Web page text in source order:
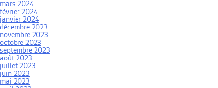
mars 2024
février 2024
janvier 2024
décembre 2023
novembre 2023
octobre 2023
septembre 2023
août 2023
juillet 2023
juin 2023
mai 2023